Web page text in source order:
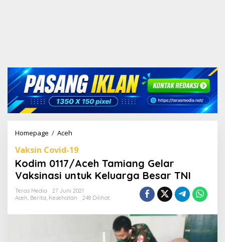
Homepage / Aceh
d
i
m
0
1
1
/
Vaksin Covid-19
Kodim 0117/Aceh Tamiang Gelar
Vaksinasi untuk Keluarga Besar TNI
Teras Media
27 Juni 2021
Aceh, Berita, Kesehatan 248 Dilihat